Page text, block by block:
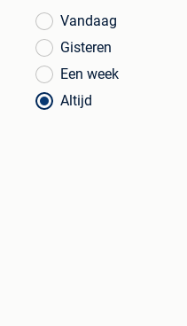
Vandaag
Gisteren
Een week
Altijd